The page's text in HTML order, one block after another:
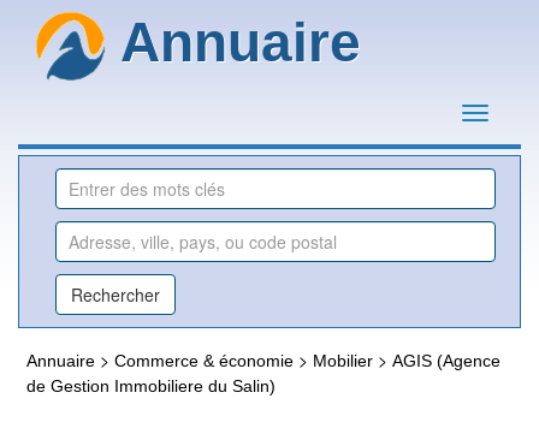
Annuaire
Annuaire > Commerce & économie > Mobilier > AGIS (Agence
de Gestion Immobiliere du Salin)